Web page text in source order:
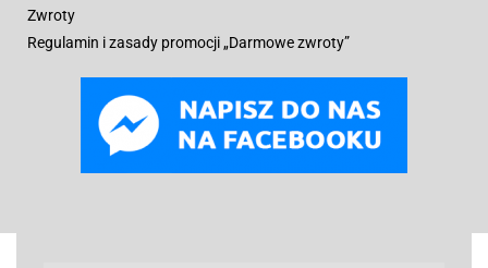
Zwroty
Regulamin i zasady promocji „Darmowe zwroty”